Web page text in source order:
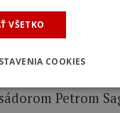
Petrom
VŠETKO
COOKIES